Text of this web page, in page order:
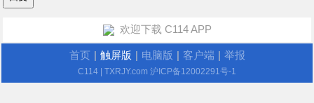
欢迎下载 C114 APP
首页 触屏版 电脑版 客户端 举报
C114 | TXRJY.com 沪ICP备12002291号-1